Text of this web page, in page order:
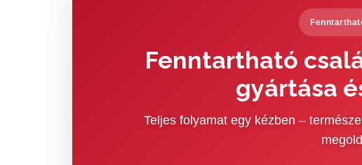
Fenntartható
gyártása
Teljes folyamat egy kézben –